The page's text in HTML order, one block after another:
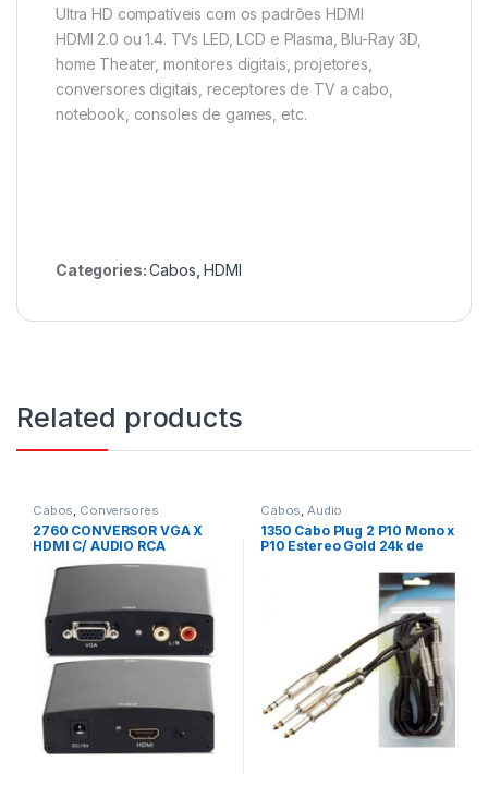
Ultra HD compatíveis com os padrões HDMI
HDMI 2.0 ou 1.4. TVs LED, LCD e Plasma, Blu-Ray 3D,
home Theater, monitores digitais, projetores,
conversores digitais, receptores de TV a cabo,
notebook, consoles de games, etc.
Categories:Cabos ,HDMI
Related products
Cabos, Conversores
2760 CONVERSOR VGA X
HDMI C/ AUDIO RCA
Cabos,Audio
1350 Cabo Plug 2 P10 Mono x
P10 Estereo Gold 24k de